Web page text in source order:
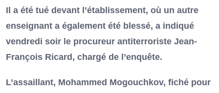
Il a été tué devant l’établissement, où un autre
enseignant a également été blessé, a indiqué
vendredi soir le procureur antiterroriste Jean-
François Ricard, chargé de l’enquête.
L’assaillant, Mohammed Mogouchkov, fiché pour